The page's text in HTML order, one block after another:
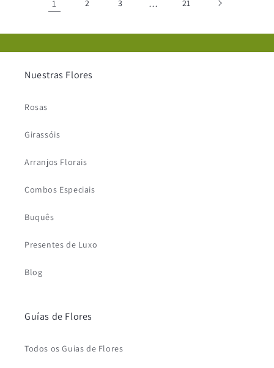
1 2 3 … 21
Nuestras Flores
Rosas
Girassóis
Arranjos Florais
Combos Especiais
Buquês
Presentes de Luxo
Blog
Guías de Flores
Todos os Guias de Flores